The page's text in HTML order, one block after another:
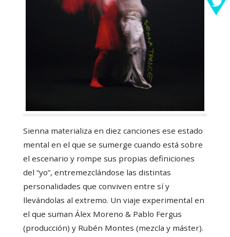
Sienna materializa en diez canciones ese estado
mental en el que se sumerge cuando está sobre
el escenario y rompe sus propias definiciones
del “yo”, entremezclándose las distintas
personalidades que conviven entre sí y
llevándolas al extremo. Un viaje experimental en
el que suman Álex Moreno & Pablo Fergus
(producción) y Rubén Montes (mezcla y máster).